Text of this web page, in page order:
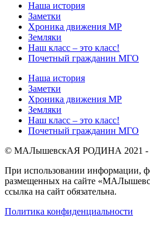
Наша история
Заметки
Хроника движения МР
Земляки
Наш класс – это класс!
Почетный гражданин МГО
Наша история
Заметки
Хроника движения МР
Земляки
Наш класс – это класс!
Почетный гражданин МГО
© МАЛышевскАЯ РОДИНА 2021 -
При использовании информации,
размещенных на сайте
ссылка на сайт обязательна.
Политика конфиденциальности